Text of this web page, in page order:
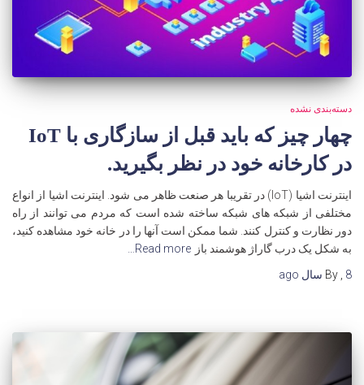
دسته‌بندی نشده
چهار چیز که باید قبل از سازگاری با IoT
در کارخانه خود در نظر بگیرید.
اینترنت اشیا (IoT) در تقریبا هر صنعت ظاهر می شود. اینترنت اشیا از انواع
مختلفی از شبکه های شبکه ساخته شده است که مردم می توانند از راه
دور نظارت و کنترل کنند. شما ممکن است آنها را در خانه خود مشاهده کنید،
به شکل یک درب گاراژ هوشمند باز Read more…
By
8 سال